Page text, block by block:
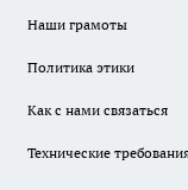
Наши грамоты
Политика этики
Как с нами связаться
Технические